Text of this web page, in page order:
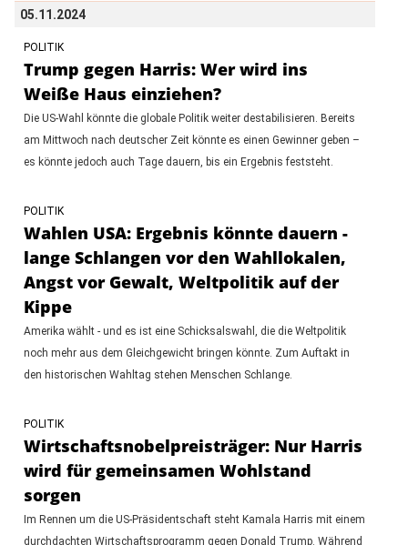
05.11.2024
POLITIK
Trump gegen Harris: Wer wird ins
Weiße Haus einziehen?
Die US-Wahl könnte die globale Politik weiter destabilisieren. Bereits
am Mittwoch nach deutscher Zeit könnte es einen Gewinner geben –
es könnte jedoch auch Tage dauern, bis ein Ergebnis feststeht.
POLITIK
Wahlen USA: Ergebnis könnte dauern -
lange Schlangen vor den Wahllokalen,
Angst vor Gewalt, Weltpolitik auf der
Kippe
Amerika wählt - und es ist eine Schicksalswahl, die die Weltpolitik
noch mehr aus dem Gleichgewicht bringen könnte. Zum Auftakt in
den historischen Wahltag stehen Menschen Schlange.
POLITIK
Wirtschaftsnobelpreisträger: Nur Harris
wird für gemeinsamen Wohlstand
sorgen
Im Rennen um die US-Präsidentschaft steht Kamala Harris mit einem
durchdachten Wirtschaftsprogramm gegen Donald Trump. Während